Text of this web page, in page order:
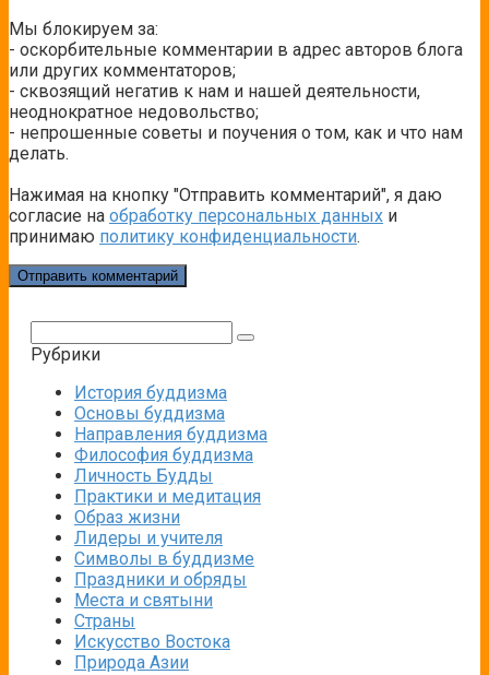
Мы блокируем за:
- оскорбительные комментарии в адрес авторов блога
или других комментаторов;
- сквозящий негатив к нам и нашей деятельности,
неоднократное недовольство;
- непрошенные советы и поучения о том, как и что нам
делать.
Нажимая на кнопку "Отправить комментарий", я даю
согласие на обработку персональных данных и
принимаю политику конфиденциальности.
Рубрики
История буддизма
Основы буддизма
Направления буддизма
Философия буддизма
Личность Будды
Практики и медитация
Образ жизни
Лидеры и учителя
Символы в буддизме
Праздники и обряды
Места и святыни
Страны
Искусство Востока
Природа Азии